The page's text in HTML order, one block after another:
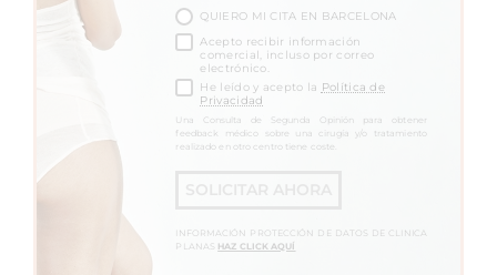
QUIERO MI CITA EN BARCELONA
Acepto recibir información
comercial, incluso por correo
electrónico.
He leído y acepto la Política de
Privacidad
Una Consulta de Segunda Opinión para obtener
feedback médico sobre una cirugía y/o tratamiento
realizado en otro centro tiene coste.
INFORMACIÓN PROTECCIÓN DE DATOS DE CLINICA
PLANAS HAZ CLICK AQUÍ